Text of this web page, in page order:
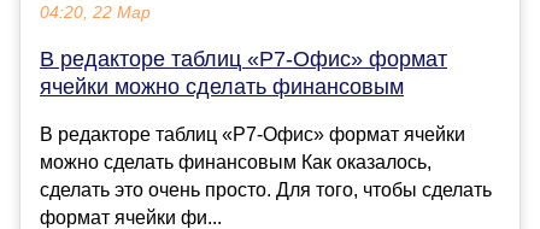
04:20, 22 Мар
В редакторе таблиц «Р7-Офис» формат
ячейки можно сделать финансовым
В редакторе таблиц «Р7-Офис» формат ячейки
можно сделать финансовым Как оказалось,
сделать это очень просто. Для того, чтобы сделать
формат ячейки фи...